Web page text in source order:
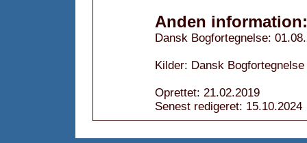
Anden information:
Dansk Bogfortegnelse:
Kilder: Dansk Bogfortegnelse
Oprettet: 21.02.2019
Senest redigeret: 15.10.2024